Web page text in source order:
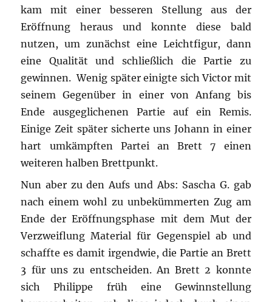
kam mit einer besseren Stellung aus der
Eröffnung heraus und konnte diese bald
nutzen, um zunächst eine Leichtfigur, dann
eine Qualität und schließlich die Partie zu
gewinnen. Wenig später einigte sich Victor mit
seinem Gegenüber in einer von Anfang bis
Ende ausgeglichenen Partie auf ein Remis.
Einige Zeit später sicherte uns Johann in einer
hart umkämpften Partei an Brett 7 einen
weiteren halben Brettpunkt.
Nun aber zu den Aufs und Abs: Sascha G. gab
nach einem wohl zu unbekümmerten Zug am
Ende der Eröffnungsphase mit dem Mut der
Verzweiflung Material für Gegenspiel ab und
schaffte es damit irgendwie, die Partie an Brett
3 für uns zu entscheiden. An Brett 2 konnte
sich Philippe früh eine Gewinnstellung